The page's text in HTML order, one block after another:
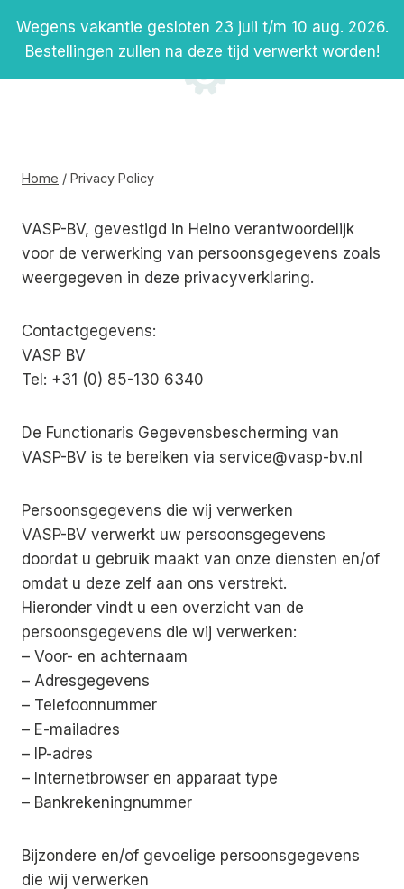
naar
inhoud
Wegens vakantie gesloten 23 juli t/m 10 aug. 2026.
Bestellingen zullen na deze tijd verwerkt worden!
Home / Privacy Policy
VASP-BV, gevestigd in Heino verantwoordelijk
voor de verwerking van persoonsgegevens zoals
weergegeven in deze privacyverklaring.
Contactgegevens:
VASP BV
Tel: +31 (0) 85-130 6340
De Functionaris Gegevensbescherming van
VASP-BV is te bereiken via service@vasp-bv.nl
Persoonsgegevens die wij verwerken
VASP-BV verwerkt uw persoonsgegevens
doordat u gebruik maakt van onze diensten en/of
omdat u deze zelf aan ons verstrekt.
Hieronder vindt u een overzicht van de
persoonsgegevens die wij verwerken:
– Voor- en achternaam
– Adresgegevens
– Telefoonnummer
– E-mailadres
– IP-adres
– Internetbrowser en apparaat type
– Bankrekeningnummer
Bijzondere en/of gevoelige persoonsgegevens
die wij verwerken